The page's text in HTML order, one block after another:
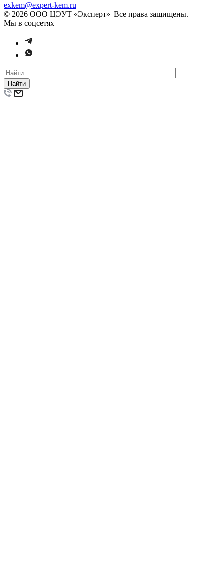
exkem@expert-kem.ru
© 2026 ООО ЦЭУТ «Эксперт». Все права защищены.
Мы в соцсетях
Найти